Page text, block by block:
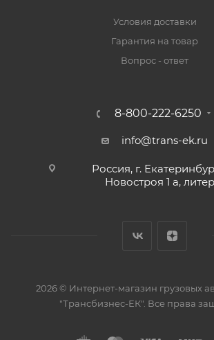
Условия доставки
Гарантия на товар
Вопрос - ответ
8-800-222-6250
info@trans-ek.ru
Россия, г.
Новостроя 1 а,
2026 © Интернет-магазин грузовых
"Трансбизнес-ЕК" . Все права